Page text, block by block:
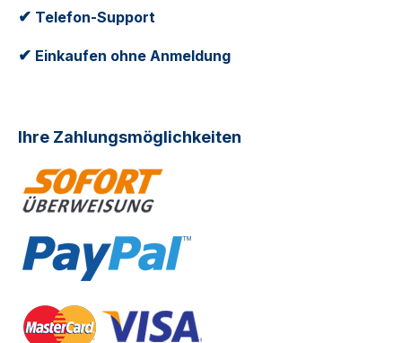
✔ Telefon-Support
✔ Einkaufen ohne Anmeldung
Ihre Zahlungsmöglichkeiten